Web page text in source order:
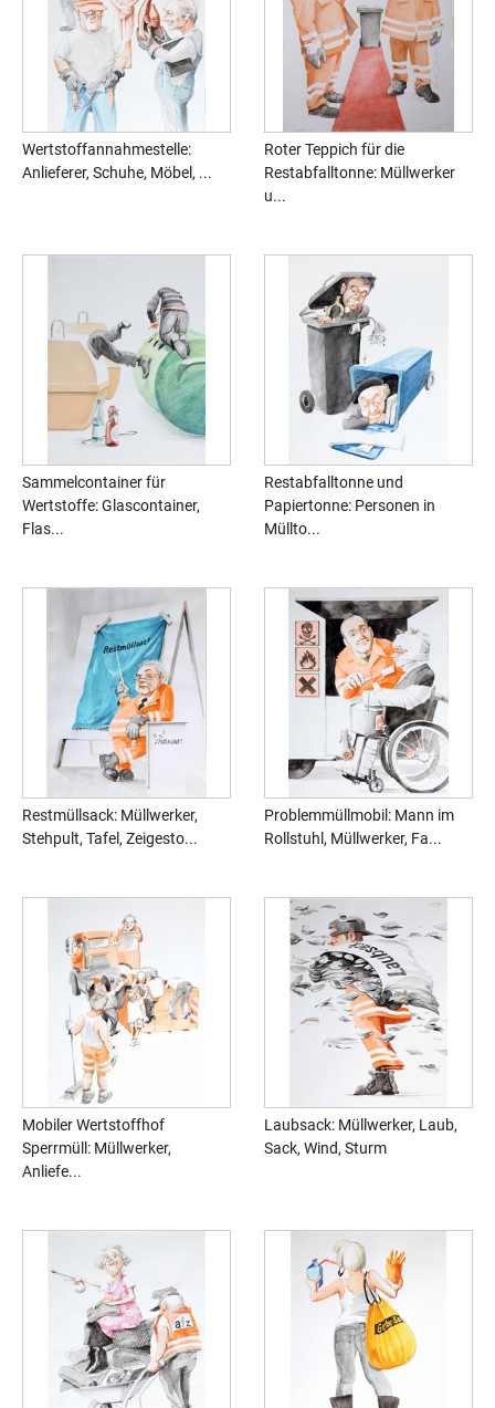
Wertstoffannahmestelle:
Anlieferer, Schuhe, Möbel, ...
Roter Teppich für die
Restabfalltonne: Müllwerker
u...
Sammelcontainer für
Wertstoffe: Glascontainer,
Flas...
Restabfalltonne und
Papiertonne: Personen in
Müllto...
Restmüllsack: Müllwerker,
Stehpult, Tafel, Zeigesto...
Problemmüllmobil: Mann im
Rollstuhl, Müllwerker, Fa...
Mobiler Wertstoffhof
Sperrmüll: Müllwerker,
Anliefe...
Laubsack: Müllwerker, Laub,
Sack, Wind, Sturm